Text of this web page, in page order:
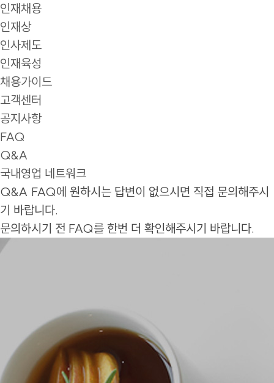
인재채용
인재상
인사제도
인재육성
채용가이드
고객센터
공지사항
FAQ
Q&A
국내영업 네트워크
Q&A FAQ에 원하시는 답변이 없으시면 직접 문의해주시
기 바랍니다.
문의하시기 전 FAQ를 한번 더 확인해주시기 바랍니다.